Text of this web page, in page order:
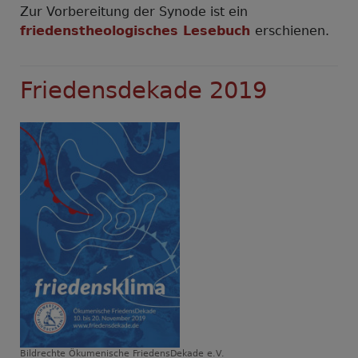
Zur Vorbereitung der Synode ist ein
friedenstheologisches Lesebuch erschienen.
Friedensdekade 2019
Bildrechte Ökumenische FriedensDekade e.V.